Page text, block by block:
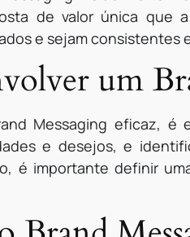
de valor única que
e sejam consistentes
um
Messaging eficaz,
e desejos, e
é importante definir